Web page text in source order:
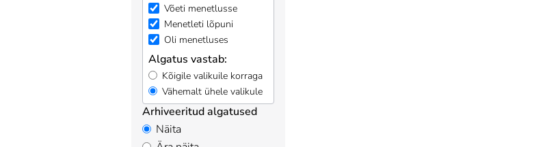
Võeti menetlusse
Menetleti lõpuni
Oli menetluses
Algatus vastab:
Kõigile valikuile korraga
Vähemalt ühele valikule
Arhiveeritud algatused
Näita